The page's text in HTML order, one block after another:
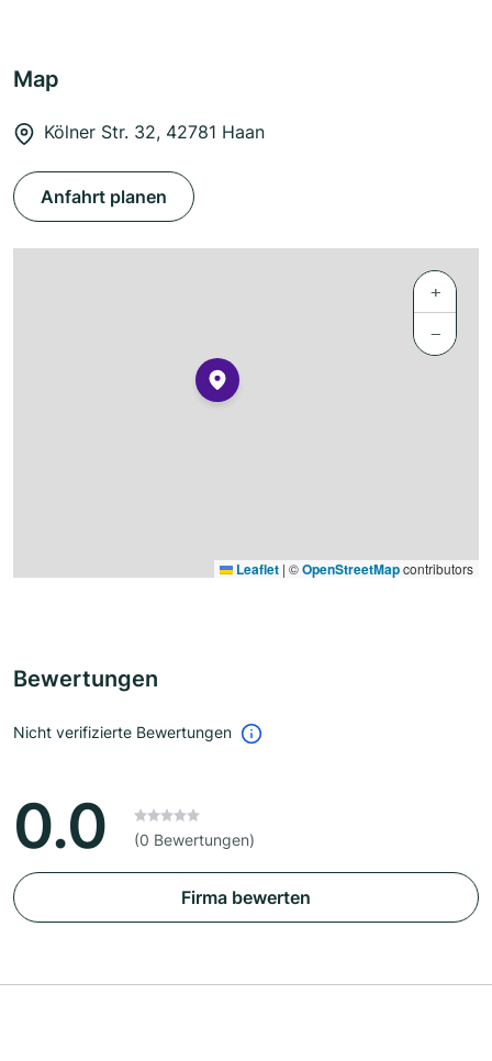
Map
Kölner Str. 32, 42781 Haan
Anfahrt planen
+
−
Leaflet | ©OpenStreetMapcontributors
Bewertungen
Nicht verifizierte Bewertungen
0.0 (0 Bewertungen)
Firma bewerten